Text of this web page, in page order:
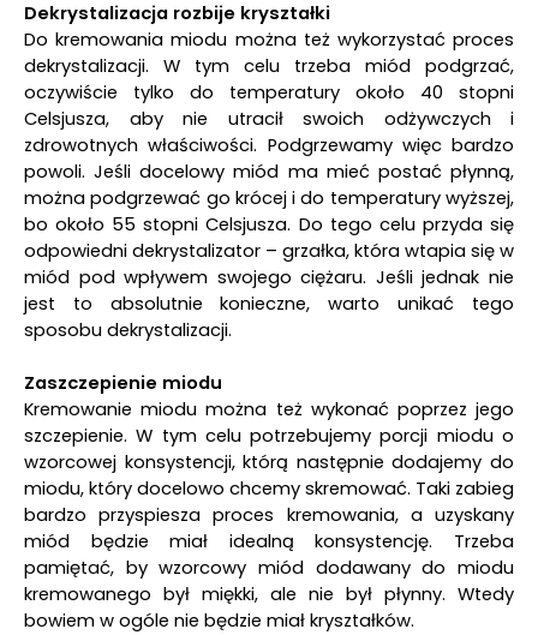
Dekrystalizacja rozbije kryształki
Do kremowania miodu można też wykorzystać proces
dekrystalizacji. W tym celu trzeba miód podgrzać,
oczywiście tylko do temperatury około 40 stopni
Celsjusza, aby nie utracił swoich odżywczych i
zdrowotnych właściwości. Podgrzewamy więc bardzo
powoli. Jeśli docelowy miód ma mieć postać płynną,
można podgrzewać go krócej i do temperatury wyższej,
bo około 55 stopni Celsjusza. Do tego celu przyda się
odpowiedni dekrystalizator – grzałka, która wtapia się w
miód pod wpływem swojego ciężaru. Jeśli jednak nie
jest to absolutnie konieczne, warto unikać tego
sposobu dekrystalizacji.
Zaszczepienie miodu
Kremowanie miodu można też wykonać poprzez jego
szczepienie. W tym celu potrzebujemy porcji miodu o
wzorcowej konsystencji, którą następnie dodajemy do
miodu, który docelowo chcemy skremować. Taki zabieg
bardzo przyspiesza proces kremowania, a uzyskany
miód będzie miał idealną konsystencję. Trzeba
pamiętać, by wzorcowy miód dodawany do miodu
kremowanego był miękki, ale nie był płynny. Wtedy
bowiem w ogóle nie będzie miał kryształków.